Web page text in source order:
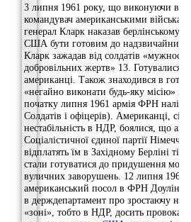
3 липня 1961 року, що виконуючи
командувач американськими
генерал Кларк наказав берлінському
США бути готовим до надзвичайних
Кларк зажадав від солдатів
добровільних жертв» 13. Готувалися
американці. Також знаходився в
«негайно виконати будь-яку місію» і
початку липня 1961 армія ФРН
Солдатів і офіцерів). Американці,
нестабільність в НДР, боялися, що
Соціалістичної єдиної партії
відплатять їм в Західному Берліні
стали готуватися до придушення
вуличних заворушень. 12 липня 1961
американський посол в ФРН Доулінг,
в держдепартамент про зростаючу
«зоні», тобто в НДР, досить